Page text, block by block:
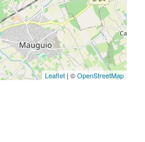
Leaflet | ©OpenStreetMap